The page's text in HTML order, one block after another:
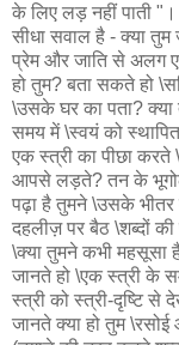
के लिए लड़ नहीं पाती
सीधा सवाल है - क्या
प्रेम और जाति से अलग
हो तुम? बता सकते हो
\उसके घर का पता? क्या
समय में \स्वयं को स्थापित
एक स्त्री का पीछा
आपसे लड़ते? तन के
पढ़ा है तुमने \उसके भीतर
दहलीज़ पर बैठ \शब्दों
\क्या तुमने कभी महसूसा
जानते हो \एक स्त्री के
स्त्री को स्त्री-दृष्टि से
जानते क्या हो तुम